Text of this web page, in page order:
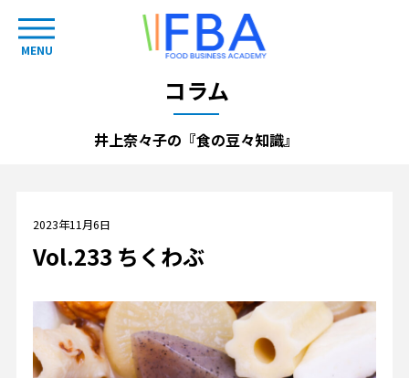
MENU
コラム
井上奈々子の『食の豆々知識』
2023年11月6日
Vol.233 ちくわぶ